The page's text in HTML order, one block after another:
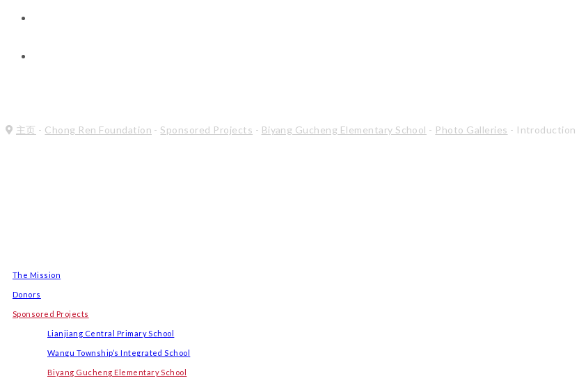
主页 - Chong Ren Foundation - Sponsored Projects - Biyang Gucheng Elementary School - Photo Galleries - Introduction
The Mission
Donors
Sponsored Projects
Lianjiang Central Primary School
Wangu Township’s Integrated School
Biyang Gucheng Elementary School